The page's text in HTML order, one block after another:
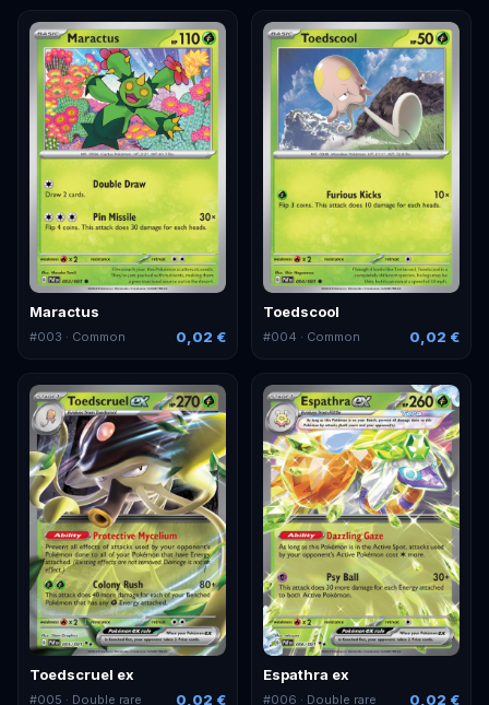
Maractus
#003 · Common 0,02 €
Toedscool
#004 · Common 0,02 €
Toedscruel ex
#005 · Double rare 0,02 €
Espathra ex
#006 · Double rare 0,02 €